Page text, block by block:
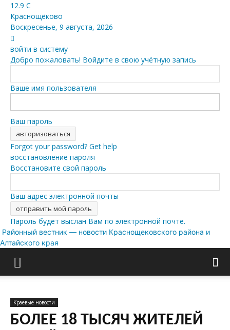
12.9 C
Краснощёково
Воскресенье, 9 августа, 2026
войти в систему
Добро пожаловать! Войдите в свою учётную запись
Ваше имя пользователя
Ваш пароль
Forgot your password? Get help
восстановление пароля
Восстановите свой пароль
Ваш адрес электронной почты
Пароль будет выслан Вам по электронной почте.
Районный вестник — новости Краснощековского района и
Алтайского края
Краевые новости
БОЛЕЕ 18 ТЫСЯЧ ЖИТЕЛЕЙ